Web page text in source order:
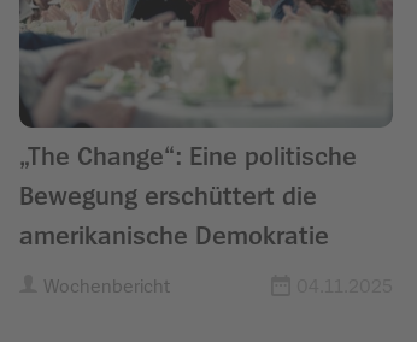
„The Change“: Eine politische
Bewegung erschüttert die
amerikanische Demokratie
Wochenbericht